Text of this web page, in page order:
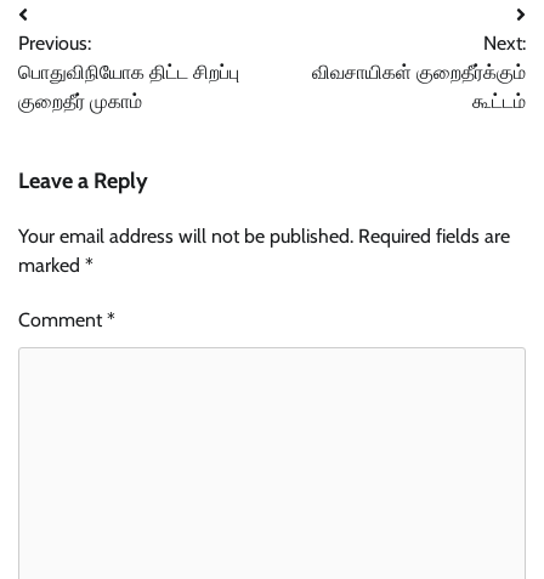
Post
navigation
Previous:
பொதுவிநியோக திட்ட சிறப்பு
குறைதீர் முகாம்
Next:
விவசாயிகள் குறைதீர்க்கும்
கூட்டம்
Leave a Reply
Your email address will not be published. Required fields are
marked *
Comment*